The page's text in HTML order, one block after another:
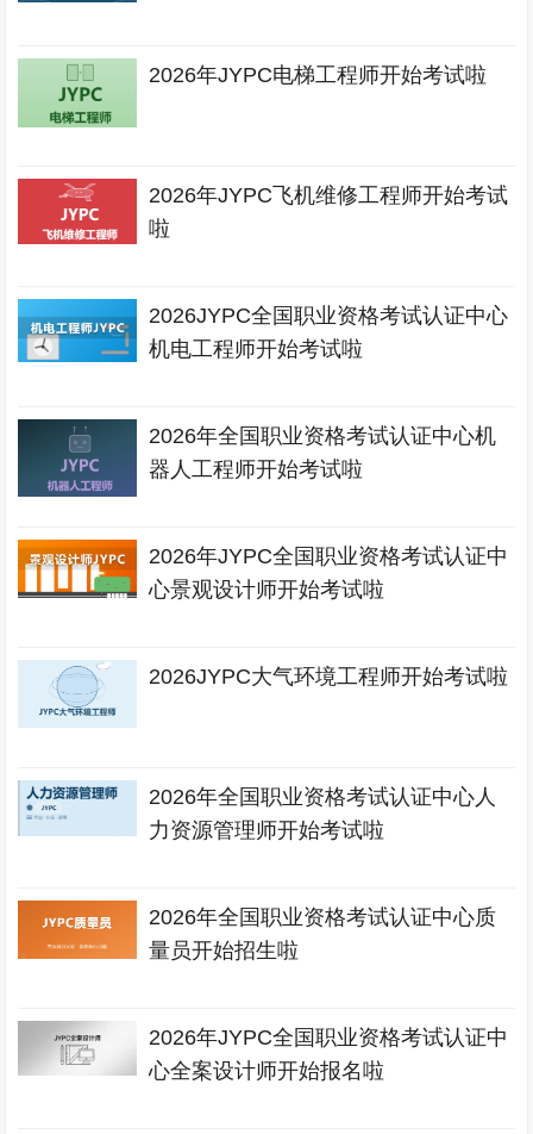
2026年JYPC电梯工程师开始考试啦
2026年JYPC飞机维修工程师开始考试
啦
2026JYPC全国职业资格考试认证中心
机电工程师开始考试啦
2026年全国职业资格考试认证中心机
器人工程师开始考试啦
2026年JYPC全国职业资格考试认证中
心景观设计师开始考试啦
2026JYPC大气环境工程师开始考试啦
2026年全国职业资格考试认证中心人
力资源管理师开始考试啦
2026年全国职业资格考试认证中心质
量员开始招生啦
2026年JYPC全国职业资格考试认证中
心全案设计师开始报名啦